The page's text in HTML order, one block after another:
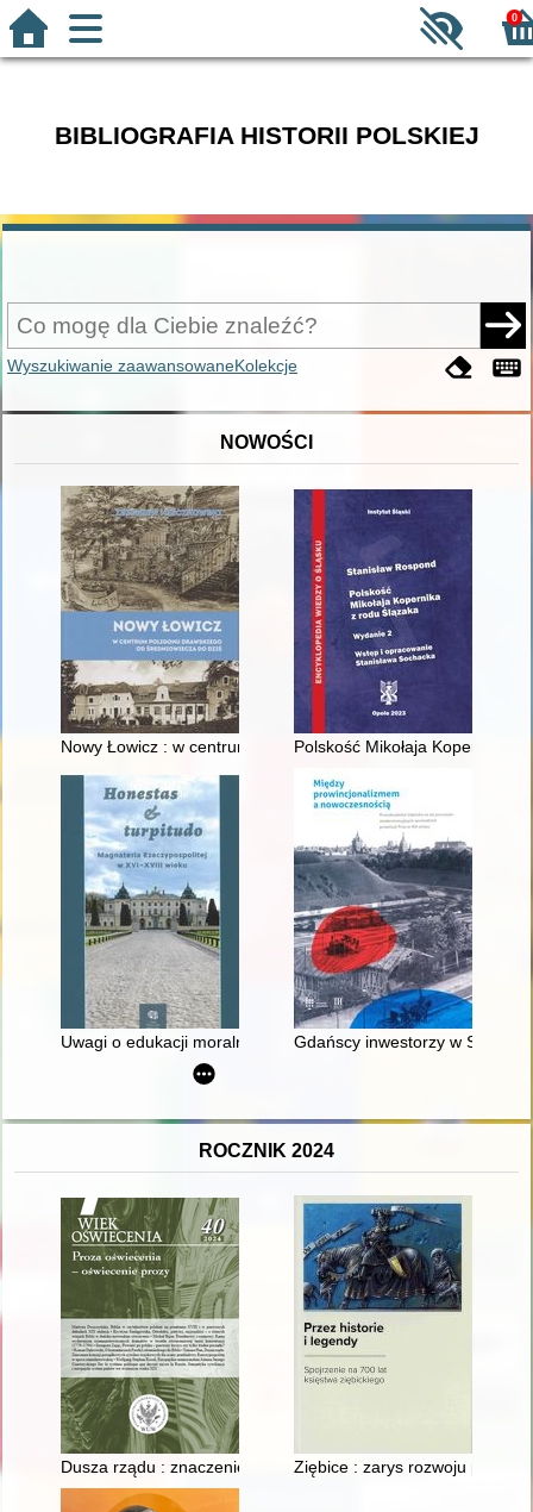
0
BIBLIOGRAFIA HISTORII POLSKIEJ
Wyszukiwanie zaawansowaneKolekcje
NOWOŚCI
Nowy Łowicz : w centrum poligonu drawskiego od
Polskość Mikołaja Kopernika z
Uwagi o edukacji moralnej synów szlacheckich w XVI-
Gdańscy inwestorzy w
ROCZNIK 2024
Dusza rządu : znaczenie komisji porządkowych cywilno-
Ziębice : zarys rozwoju